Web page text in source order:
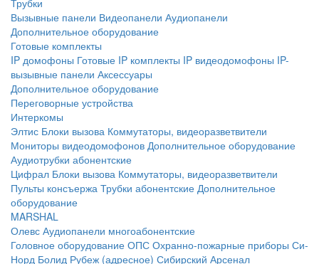
Трубки
Вызывные панели Видеопанели Аудиопанели
Дополнительное оборудование
Готовые комплекты
IP домофоны Готовые IP комплекты IP видеодомофоны IP-
вызывные панели Аксессуары
Дополнительное оборудование
Переговорные устройства
Интеркомы
Элтис Блоки вызова Коммутаторы, видеоразветвители
Мониторы видеодомофонов Дополнительное оборудование
Аудиотрубки абонентские
Цифрал Блоки вызова Коммутаторы, видеоразветвители
Пульты консъержа Трубки абонентские Дополнительное
оборудование
MARSHAL
Олевс Аудиопанели многоабонентские
Головное оборудование ОПС Охранно-пожарные приборы Си-
Норд Болид Рубеж (адресное) Сибирский Арсенал